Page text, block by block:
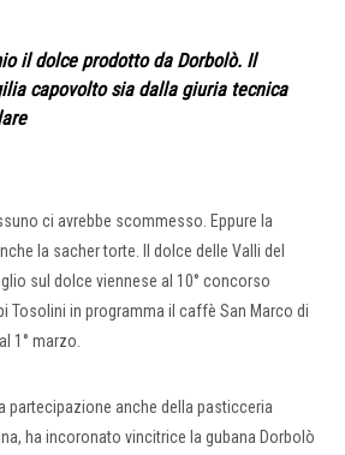
il dolce prodotto da Dorbolò. Il
capovolto sia dalla giuria tecnica
ci avrebbe scommesso. Eppure la
la sacher torte. Il dolce delle Valli del
sul dolce viennese al 10° concorso
Tosolini in programma il caffè San Marco di
1° marzo.
partecipazione anche della pasticceria
ha incoronato vincitrice la gubana Dorbolò